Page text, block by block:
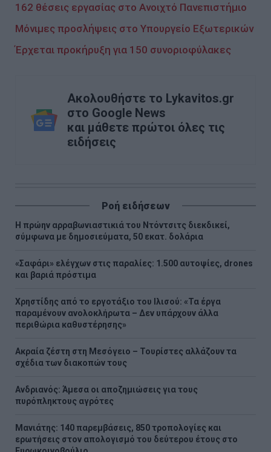
162 θέσεις εργασίας στο Ανοιχτό Πανεπιστήμιο
Mόνιμες προσλήψεις στο Υπουργείο Εξωτερικών
Έρχεται προκήρυξη για 150 συνοριοφύλακες
Ακολουθήστε το Lykavitos.gr
στο Google News
και μάθετε πρώτοι όλες τις
ειδήσεις
Ροή ειδήσεων
Η πρώην αρραβωνιαστικιά του Ντόντσιτς διεκδικεί,
σύμφωνα με δημοσιεύματα, 50 εκατ. δολάρια
«Σαφάρι» ελέγχων στις παραλίες: 1.500 αυτοψίες, drones
και βαριά πρόστιμα
Χρηστίδης από το εργοτάξιο του Ιλισού: «Τα έργα
παραμένουν ανολοκλήρωτα – Δεν υπάρχουν άλλα
περιθώρια καθυστέρησης»
Ακραία ζέστη στη Μεσόγειο – Τουρίστες αλλάζουν τα
σχέδια των διακοπών τους
Ανδριανός: Άμεσα οι αποζημιώσεις για τους
πυρόπληκτους αγρότες
Μανιάτης: 140 παρεμβάσεις, 850 τροπολογίες και
ερωτήσεις στον απολογισμό του δεύτερου έτους στο